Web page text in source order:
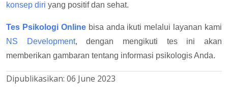
konsep diri yang positif dan sehat.
Tes Psikologi Onlinebisa anda ikuti melalui layanan kami
NS Development, dengan mengikuti tes ini akan
memberikan gambaran tentang informasi psikologis Anda.
Dipublikasikan: 06 June 2023